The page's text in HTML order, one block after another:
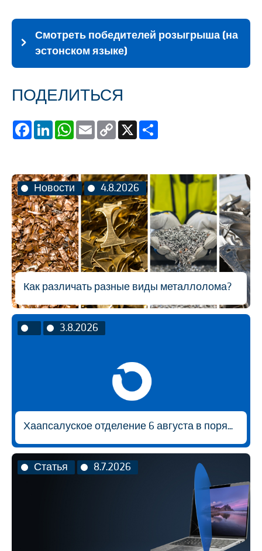
Смотреть победителей розыгрыша (на
эстонском языке)
ПОДЕЛИТЬСЯ
FacebookLinkedInWhatsApp
Email
Copy
Новости 4.8.2026
Как различать разные виды металлолома?
3.8.2026
Хаапсалуское отделение 6 августа в порядке исключения будет открыто с 9:00 до 14:30.
Статья 8.7.2026